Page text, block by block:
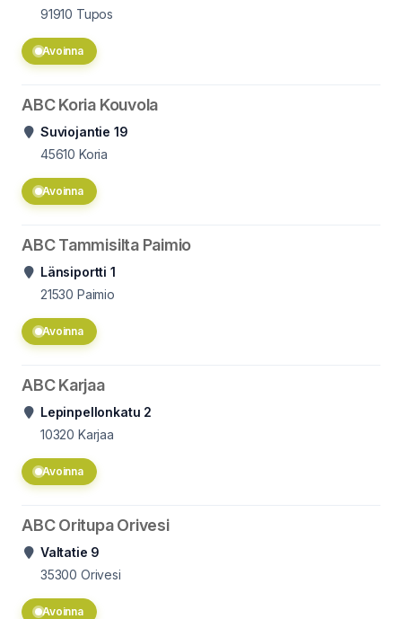
91910 Tupos
Avoinna
ABC Koria Kouvola
Suviojantie 19
45610 Koria
Avoinna
ABC Tammisilta Paimio
Länsiportti 1
21530 Paimio
Avoinna
ABC Karjaa
Lepinpellonkatu 2
10320 Karjaa
Avoinna
ABC Oritupa Orivesi
Valtatie 9
35300 Orivesi
Avoinna